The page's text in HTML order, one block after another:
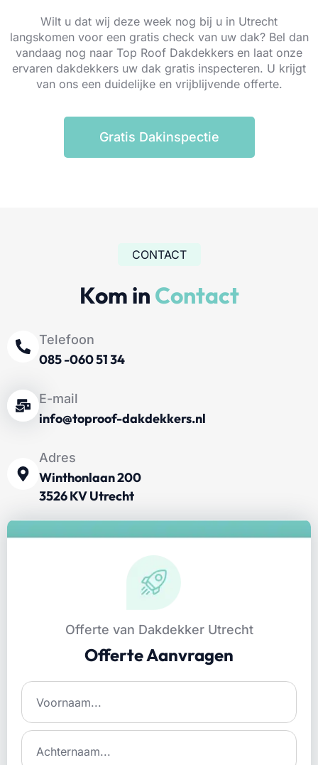
Wilt u dat wij deze week nog bij u in Utrecht
langskomen voor een gratis check van uw dak? Bel dan
vandaag nog naar Top Roof Dakdekkers en laat onze
ervaren dakdekkers uw dak gratis inspecteren. U krijgt
van ons een duidelijke en vrijblijvende offerte.
Gratis Dakinspectie
CONTACT
Kom in Contact
Telefoon
085 -060 51 34
E-mail
info@toproof-dakdekkers.nl
Adres
Winthonlaan 200
3526 KV Utrecht
Offerte van Dakdekker Utrecht
Offerte Aanvragen